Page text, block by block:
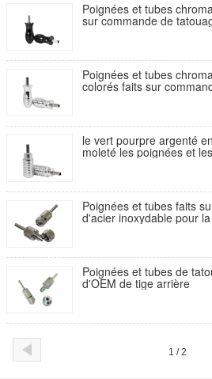
Poignées et tubes
sur commande de
Poignées et tubes
colorés faits sur
le vert pourpre argenté
moleté les poignées et
Poignées et tubes faits
d'acier inoxydable pour
Poignées et tubes de
d'OEM de tige arrière
1 / 2